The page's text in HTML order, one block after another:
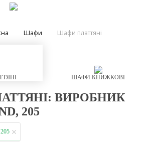
Шафи Шафи платтяні
ШАФИ КНИЖКОВІ
ВИРОБНИК
205
205